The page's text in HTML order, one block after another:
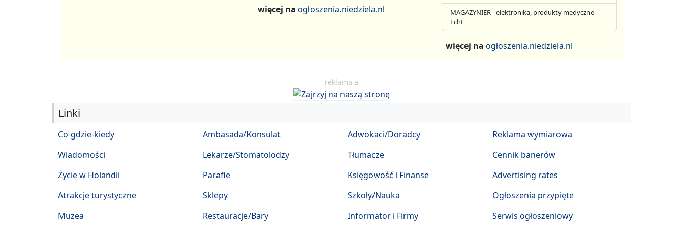
więcej naogłoszenia.niedziela.nl
MAGAZYNIER - elektronika, produkty medyczne -
Echt
więcej na ogłoszenia.niedziela.nl
reklama a
Linki
Co-gdzie-kiedy
Wiadomości
Życie w Holandii
Atrakcje turystyczne
Muzea
Ambasada/Konsulat
Lekarze/Stomatolodzy
Parafie
Sklepy
Restauracje/Bary
Adwokaci/Doradcy
Tłumacze
Księgowość i Finanse
Szkoły/Nauka
Informator i Firmy
Reklama wymiarowa
Cennik banerów
Advertising rates
Ogłoszenia przypięte
Serwis ogłoszeniowy